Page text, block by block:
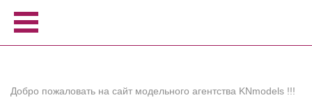
Women
Добро пожаловать на сайт модельного агентства KNmodels !!!